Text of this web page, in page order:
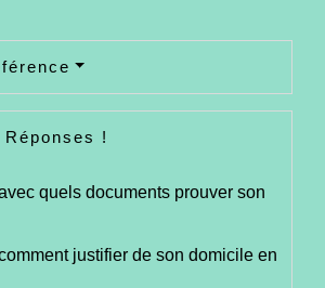
!
quels documents prouver son
justifier de son domicile en